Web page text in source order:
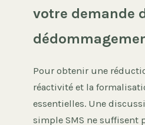
votre demande
Pour obtenir une
réactivité et la
essentielles. Une
simple SMS ne suffisent